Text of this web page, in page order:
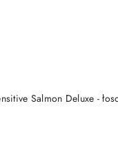
Salmon Deluxe -